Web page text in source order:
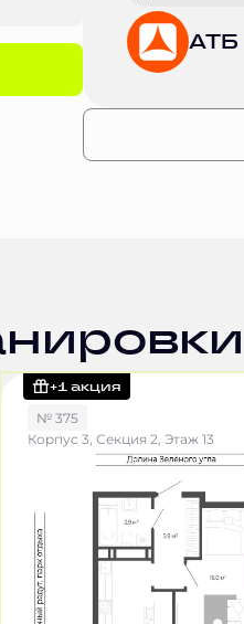
АТБ
+1 акция
№ 375
Корпус 3, Секция 2, Этаж 13